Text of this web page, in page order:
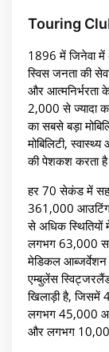
Touring
1896 में जिनेवा में
स्विस जनता की
और आत्मनिर्भरता
2,000 से ज्यादा
का सबसे बड़ा
मोबिलिटी,
की पेशकश करता
हर 70 सेकंड में
361,000
से अधिक स्थितियों
लगभग 63,000
मेडिकल
एम्बुलेंस
खिलाड़ी है, जिसमें
लगभग 45,000
और लगभग